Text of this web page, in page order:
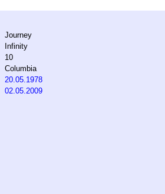
Journey
Infinity
10
Columbia
20.05.1978
02.05.2009